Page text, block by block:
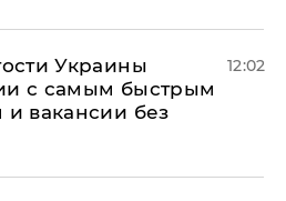
Украины
с самым быстрым
и вакансии без
12:02